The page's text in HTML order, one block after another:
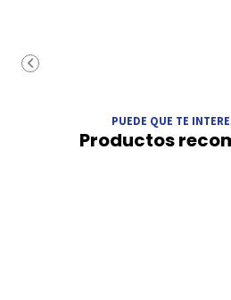
PUEDE QUE TE
Productos